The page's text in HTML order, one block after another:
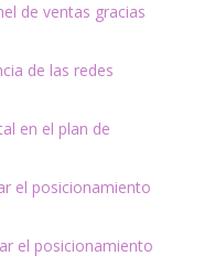
de ventas gracias
de las redes
en el plan de
el posicionamiento
el posicionamiento